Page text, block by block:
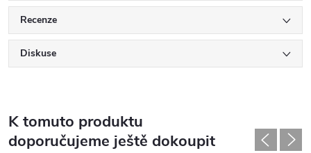
Recenze
Diskuse
K tomuto produktu
doporučujeme ještě dokoupit